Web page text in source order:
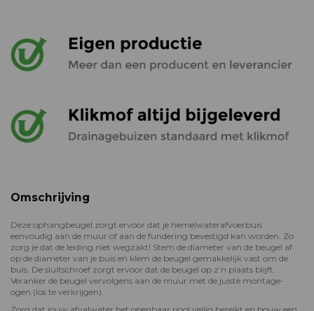
Omschrijving
Deze ophangbeugel zorgt ervoor dat je hemelwaterafvoerbuis
eenvoudig aan de muur of aan de fundering bevestigd kan worden. Zo
zorg je dat de leiding niet wegzakt! Stem de diameter van de beugel af
op de diameter van je buis en klem de beugel gemakkelijk vast om de
buis. De sluitschroef zorgt ervoor dat de beugel op z’n plaats blijft.
Veranker de beugel vervolgens aan de muur met de juiste montage-
ogen (los te verkrijgen).